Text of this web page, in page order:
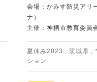
会場：かみす防災アリ
ナ）
主催：神栖市教育委員
夏休み2023 , 茨城県 ,
ション